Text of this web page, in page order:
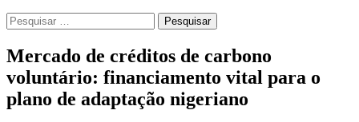
Pesquisar
por:
Mercado de créditos de carbono
voluntário: financiamento vital para o
plano de adaptação nigeriano